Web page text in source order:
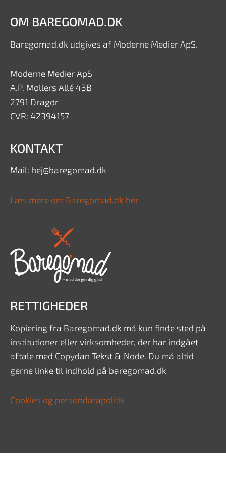
OM BAREGOMAD.DK
Baregomad.dk udgives af Moderne Medier ApS.
Moderne Medier ApS
A.P. Møllers Allé 43B
2791 Dragør
CVR: 42394157
KONTAKT
Mail: hej@baregomad.dk
Læs mere om Baregomad.dk her
RETTIGHEDER
Kopiering fra Baregomad.dk må kun finde sted på
institutioner eller virksomheder, der har indgået
aftale med Copydan Tekst & Node. Du må altid
gerne linke til indhold på baregomad.dk
Cookies og persondatapolitik